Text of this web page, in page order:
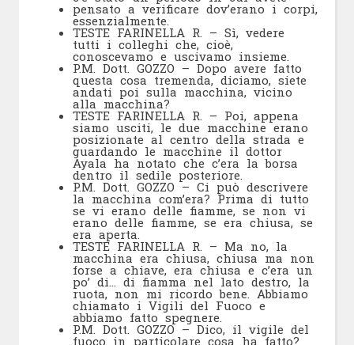
pensato a verificare dov’erano i corpi,
essenzialmente.
TESTE FARINELLA R. – Sì, vedere
tutti i colleghi che, cioè,
conoscevamo e uscivamo insieme.
P.M. Dott. GOZZO – Dopo avere fatto
questa cosa tremenda, diciamo, siete
andati poi sulla macchina, vicino
alla macchina?
TESTE FARINELLA R. – Poi, appena
siamo usciti, le due macchine erano
posizionate al centro della strada e
guardando le macchine il dottor
Ayala ha notato che c’era la borsa
dentro il sedile posteriore.
P.M. Dott. GOZZO – Ci può descrivere
la macchina com’era? Prima di tutto
se vi erano delle fiamme, se non vi
erano delle fiamme, se era chiusa, se
era aperta.
TESTE FARINELLA R. – Ma no, la
macchina era chiusa, chiusa ma non
forse a chiave, era chiusa e c’era un
po’ di… di fiamma nel lato destro, la
ruota, non mi ricordo bene. Abbiamo
chiamato i Vigili del Fuoco e
abbiamo fatto spegnere.
P.M. Dott. GOZZO – Dico, il vigile del
fuoco in particolare cosa ha fatto?